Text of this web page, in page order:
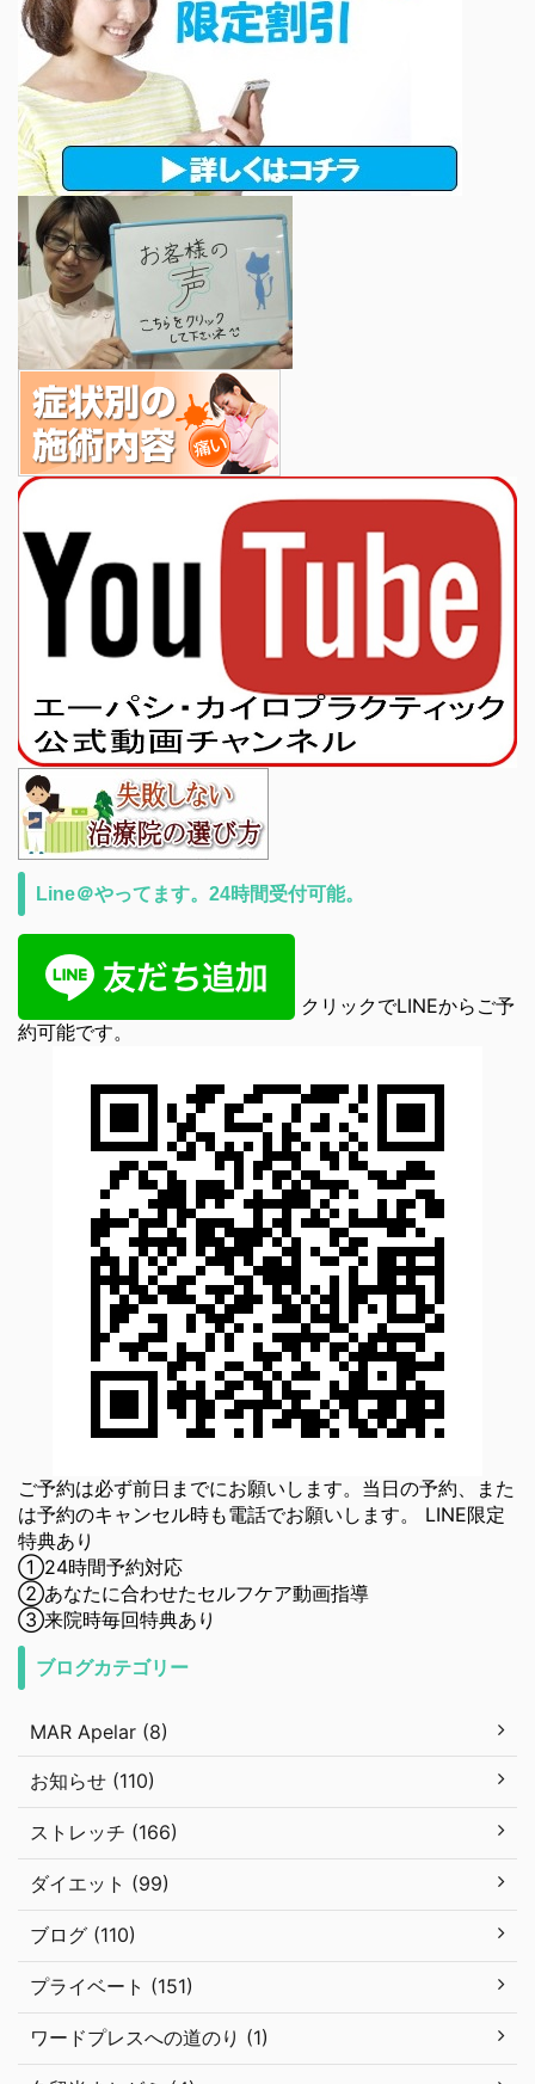
Line＠やってます。24時間受付可能。
クリックでLINEからご予
約可能です。
ご予約は必ず前日までにお願いします。当日の予約、また
は予約のキャンセル時も電話でお願いします。 LINE限定
特典あり
①24時間予約対応
②あなたに合わせたセルフケア動画指導
③来院時毎回特典あり
ブログカテゴリー
MAR Apelar (8)
お知らせ (110)
ストレッチ (166)
ダイエット (99)
ブログ (110)
プライベート (151)
ワードプレスへの道のり (1)